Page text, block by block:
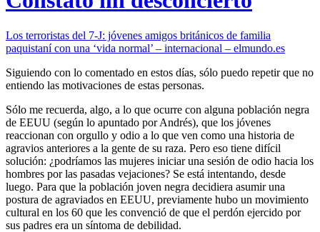
Los terroristas del 7-J: jóvenes amigos británicos de familia
paquistaní con una ‘vida normal’ – internacional – elmundo.es
Siguiendo con lo comentado en estos días, sólo puedo repetir que no
entiendo las motivaciones de estas personas.
Sólo me recuerda, algo, a lo que ocurre con alguna población negra
de EEUU (según lo apuntado por Andrés), que los jóvenes
reaccionan con orgullo y odio a lo que ven como una historia de
agravios anteriores a la gente de su raza. Pero eso tiene difícil
solución: ¿podríamos las mujeres iniciar una sesión de odio hacia los
hombres por las pasadas vejaciones? Se está intentando, desde
luego. Para que la población joven negra decidiera asumir una
postura de agraviados en EEUU, previamente hubo un movimiento
cultural en los 60 que les convenció de que el perdón ejercido por
sus padres era un síntoma de debilidad.